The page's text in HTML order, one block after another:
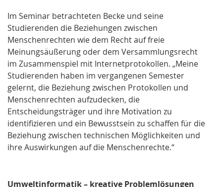
Im Seminar betrachteten Becke und seine
Studierenden die Beziehungen zwischen
Menschenrechten wie dem Recht auf freie
Meinungsäußerung oder dem Versammlungsrecht
im Zusammenspiel mit Internetprotokollen. „Meine
Studierenden haben im vergangenen Semester
gelernt, die Beziehung zwischen Protokollen und
Menschenrechten aufzudecken, die
Entscheidungsträger und ihre Motivation zu
identifizieren und ein Bewusstsein zu schaffen für die
Beziehung zwischen technischen Möglichkeiten und
ihre Auswirkungen auf die Menschenrechte.“
Umweltinformatik – kreative Problemlösungen